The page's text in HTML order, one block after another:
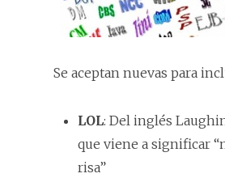
Se aceptan nuevas para
LOL: Del inglés
que viene a significar
risa”